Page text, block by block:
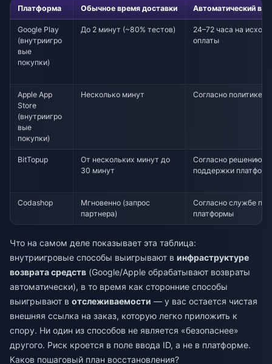
Платформа Обычное время доставки Автоматический
Google Play
(внутриигро
вые
покупки)
До 2 минут (~80% тестов)
24–72 часа на
оплаты
Apple App
Store
(внутриигро
вые
покупки)
Несколько минут Согласно политике
BitTopup
От нескольких минут до
30 минут
Согласно решению
поддержки
Codashop
Мгновенно (запрос
партнера)
Согласно службе
платформы
Что на самом деле показывает эта таблица:
внутриигровые способы выигрывают в инфраструктуре
возврата средств (Google/Apple обрабатывают возвраты
автоматически), в то время как сторонние способы
выигрывают в отслеживаемости — у вас остается чистая
внешняя ссылка на заказ, которую легко приложить к
спору. Ни один из способов не является «безопаснее»
другого. Риск кроется в поле ввода ID, а не в платформе.
Каков пошаговый план восстановления?